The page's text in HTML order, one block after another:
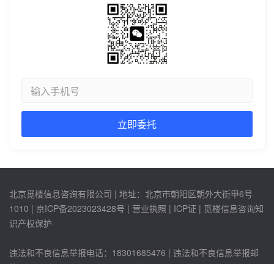
北京觅楼信息咨询有限公司 | 地址：北京市朝阳区朝外大街甲6号
1010 | 京ICP备2023023428号 | 营业执照 | ICP证 | 觅楼信息咨询知
识产权保护
违法和不良信息举报电话：18301685476 | 违法和不良信息举报邮